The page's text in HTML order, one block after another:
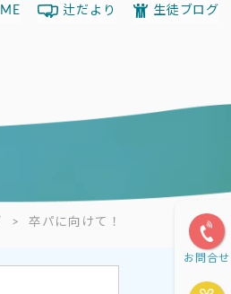
辻だより 生徒ブログ
お問合せ
> 卒パに向けて！